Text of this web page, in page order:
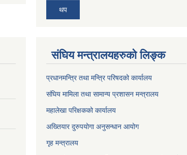
थप
संघिय मन्त्रालयहरुको लिङ्‍क
प्रधानमन्त्रि तथा मन्त्रि परिषदको कार्यालय
संघिय मामिला तथा सामान्य प्रशासन मन्त्रालय
महालेखा परिक्षकको कार्यालय
अख्तियार दुरुपयोगा अनुसन्धान आयोग
गृह मन्त्रालय